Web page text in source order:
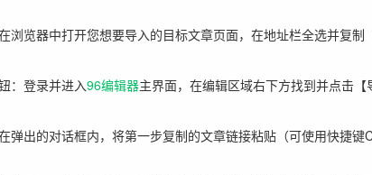
浏览器中打开您想要导入的目标文章页面，在地址栏全选并复制
：登录并进入96编辑器主界面，在编辑区域右下方找到并点击【
弹出的对话框内，将第一步复制的文章链接粘贴（可使用快捷键